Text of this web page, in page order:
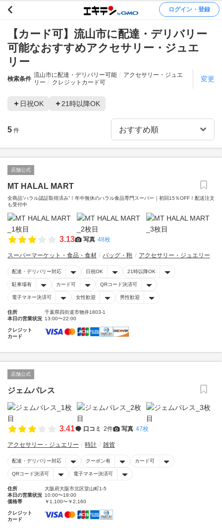
ログイン・登録
【カード可】流山市に配達・デリバリー
可能なおすすめアクセサリー・ジュエ
リー
検索条件
流山市に配達・デリバリー可能
アクセサリー・ジュエ
リー
クレジットカード可 変更
日祝OK 21時以降OK
5 件
店舗公式
MT HALAL MART
全商品“ハラル認証取得済み”！年中無休のハラル食品専門スーパー｜初回15％OFF！配送注文
も受付中
3.13 写真 48枚
スーパーマーケット・食品・食材 バッグ・鞄 アクセサリー・ジュエリー
配達・デリバリー対応 日祝OK 21時以降OK
駐車場有 カード可 QRコード決済可
電子マネー決済可 女性歓迎 男性歓迎
住所
千葉県四街道市物井1803-1
本日の営業状況 13:00〜22:00
クレジット
カード
店舗公式
ジェムパレス
3.41 口コミ 2件 写真 47枚
アクセサリー・ジュエリー 時計 雑貨
配達・デリバリー対応 クーポン有 カード可
QRコード決済可 電子マネー決済可
住所
大阪府大阪市北区堂山町1-5
本日の営業状況 10:00〜18:00
価格帯
￥1,100〜￥2,160
クレジット
カード